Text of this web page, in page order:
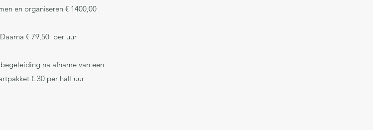
en organiseren € 1400,00
Daarna € 79,50 per uur
na afname van een
€ 30 per half uur